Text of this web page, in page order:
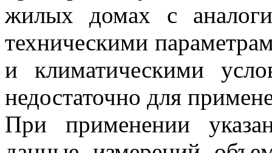
жилых домах с
техническими
и климатическими
недостаточно для
При применении